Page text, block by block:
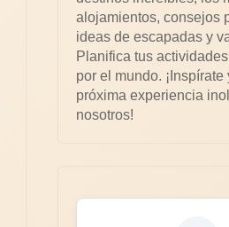
alojamientos, consejos
ideas de escapadas y
Planifica tus
por el mundo. ¡Inspírate
próxima experiencia
nosotros!